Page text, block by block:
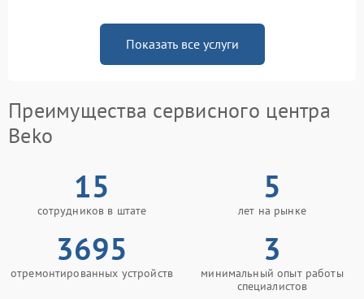
Показать все услуги
Преимущества сервисного центра
Beko
15
сотрудников в штате
5
лет на рынке
3695
отремонтированных устройств
3
минимальный опыт работы
специалистов